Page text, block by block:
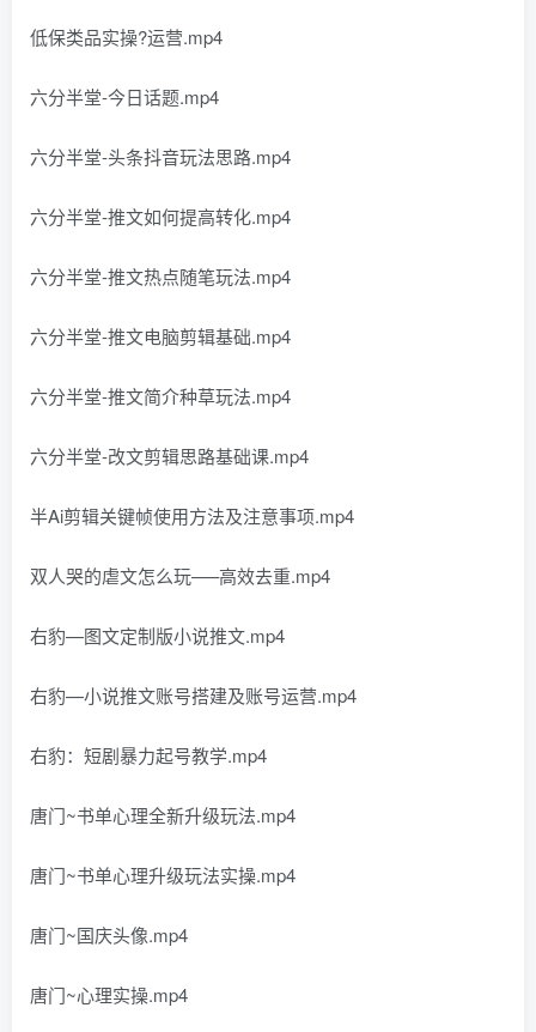
低保类品实操?运营.mp4
六分半堂-今日话题.mp4
六分半堂-头条抖音玩法思路.mp4
六分半堂-推文如何提高转化.mp4
六分半堂-推文热点随笔玩法.mp4
六分半堂-推文电脑剪辑基础.mp4
六分半堂-推文简介种草玩法.mp4
六分半堂-改文剪辑思路基础课.mp4
半Ai剪辑关键帧使用方法及注意事项.mp4
双人哭的虐文怎么玩—–高效去重.mp4
右豹—图文定制版小说推文.mp4
右豹—小说推文账号搭建及账号运营.mp4
右豹：短剧暴力起号教学.mp4
唐门~书单心理全新升级玩法.mp4
唐门~书单心理升级玩法实操.mp4
唐门~国庆头像.mp4
唐门~心理实操.mp4